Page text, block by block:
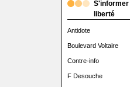
S'informer
liberté
Antidote
Boulevard Voltaire
Contre-info
F Desouche